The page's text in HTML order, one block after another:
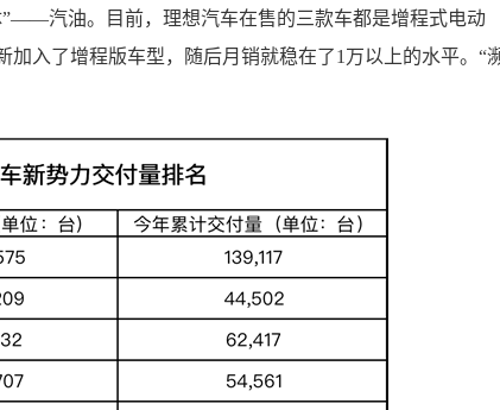
汽油。目前，理想汽车在售的三款车都是增程式电动
入了增程版车型，随后月销就稳在了1万以上的水平。“